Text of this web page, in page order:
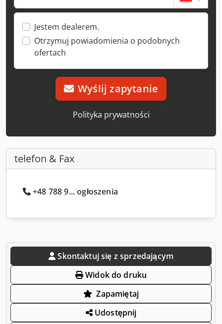
Jestem dealerem.
Otrzymuj powiadomienia o podobnych
ofertach
Wyślij zapytanie
Polityka prywatności
telefon & Fax
+48 788 9... ogłoszenia
Skontaktuj się z sprzedającym
Widok do druku
Zapamiętaj
Udostępnij